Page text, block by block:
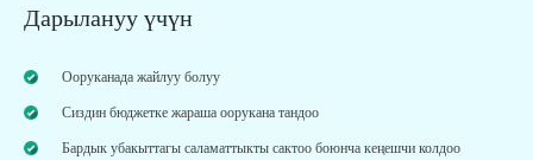
Дарылануу үчүн
Ооруканада жайлуу болуу
Сиздин бюджетке жараша оорукана тандоо
Бардык убакыттагы саламаттыкты сактоо боюнча кеңешчи колдоо